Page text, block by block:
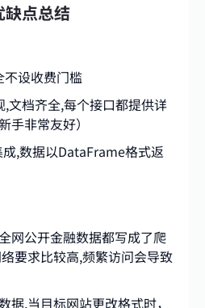
点总结
设收费门槛
,文档齐全,每个接口都提供详
手非常友好）
,数据以DataFrame格式返
网公开金融数据都写成了爬
要求比较高,频繁访问会导致
据,当目标网站更改格式时，